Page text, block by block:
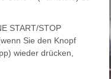
START/STOP
Sie den Knopf
wieder drücken,